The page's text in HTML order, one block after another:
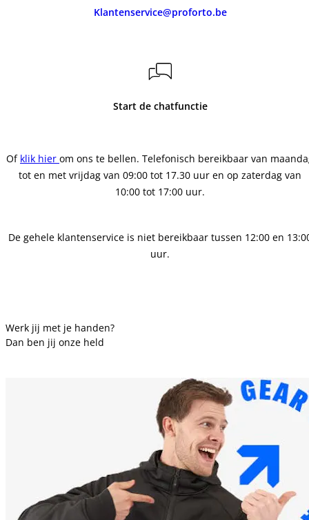
Klantenservice@proforto.be
Start de chatfunctie
Of klik hier om ons te bellen. Telefonisch bereikbaar van
tot en met vrijdag van 09:00 tot 17.30 uur en op zaterdag van
10:00 tot 17:00 uur.
De gehele klantenservice is niet bereikbaar tussen 12:00 en
uur.
Werk jij met je handen?
Dan ben jij onze held